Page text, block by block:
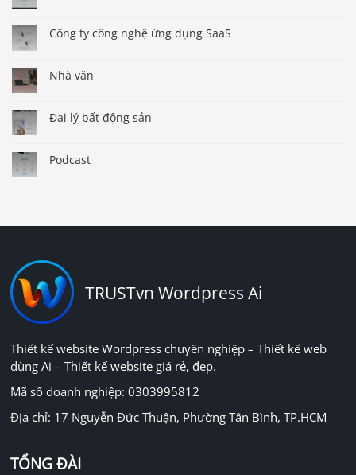
Công ty công nghệ ứng dụng SaaS
Nhà văn
Đại lý bất động sản
Podcast
TRUSTvn Wordpress Ai
Thiết kế website Wordpress chuyên nghiệp – Thiết kế web
dùng Ai – Thiết kế website giá rẻ, đẹp.
Mã số doanh nghiệp: 0303995812
Địa chỉ: 17 Nguyễn Đức Thuận, Phường Tân Bình, TP.HCM
TỔNG ĐÀI